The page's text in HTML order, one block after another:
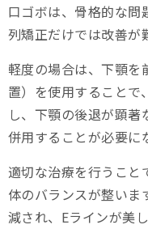
口ゴボは、骨格的な
列矯正だけでは改善が
軽度の場合は、下顎を
置）を使用することで
し、下顎の後退が顕
併用することが必要に
適切な治療を行うこと
体のバランスが整いま
減され、Eラインが美